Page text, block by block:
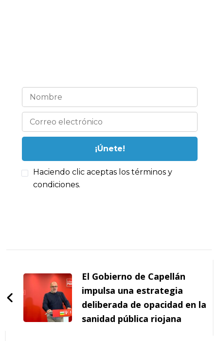
Haciendo clic aceptas los términos y
condiciones.
de
entradas
El Gobierno de Capellán
impulsa una estrategia
deliberada de opacidad en la
sanidad pública riojana